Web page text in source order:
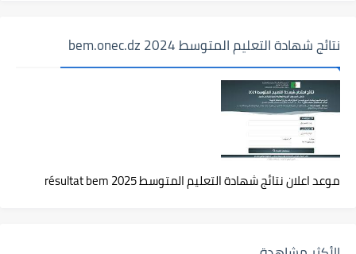
نتائج شهادة التعليم المتوسط 2024 bem.onec.dz
موعد اعلان نتائج شهادة التعليم المتوسط 2025 résultat bem